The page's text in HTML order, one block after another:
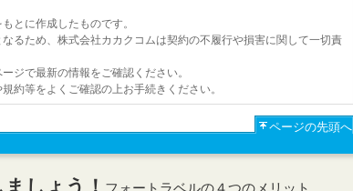
とに作成したものです。
るため、株式会社カカクコムは契約の不履行や損害に関して一切責
ジで最新の情報をご確認ください。
約等をよくご確認の上お手続きください。
ページの先頭へ
しょう！